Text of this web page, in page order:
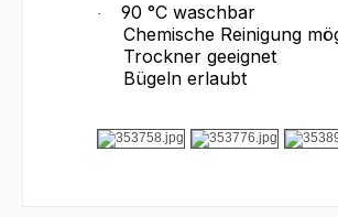
·
90 °C waschbar
Chemische Reinigung
Trockner geeignet
Bügeln erlaubt